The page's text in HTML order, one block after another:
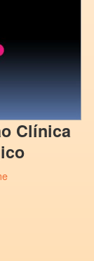
Clínica